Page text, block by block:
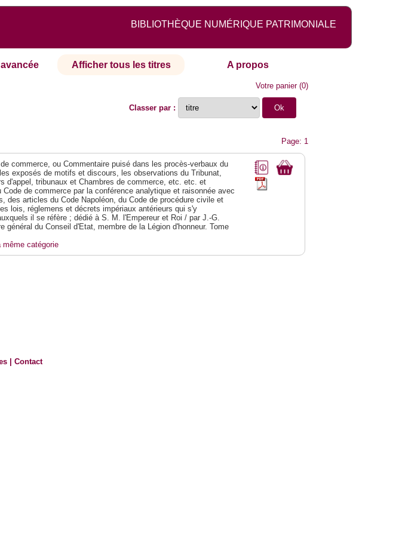
BIBLIOTHÈQUE NUMÉRIQUE PATRIMONIALE
Afficher tous les titres A propos
Votre panier(0)
Classer par :
Page: 1
commerce, ou Commentaire puisé dans les procès-verbaux du
exposés de motifs et discours, les observations du Tribunat,
d'appel, tribunaux et Chambres de commerce, etc. etc. et
Code de commerce par la conférence analytique et raisonnée avec
des articles du Code Napoléon, du Code de procédure civile et
lois, réglemens et décrets impériaux antérieurs qui s'y
il se réfère ; dédié à S. M. l'Empereur et Roi / par J.-G.
général du Conseil d'Etat, membre de la Légion d'honneur. Tome
même catégorie
|Contact